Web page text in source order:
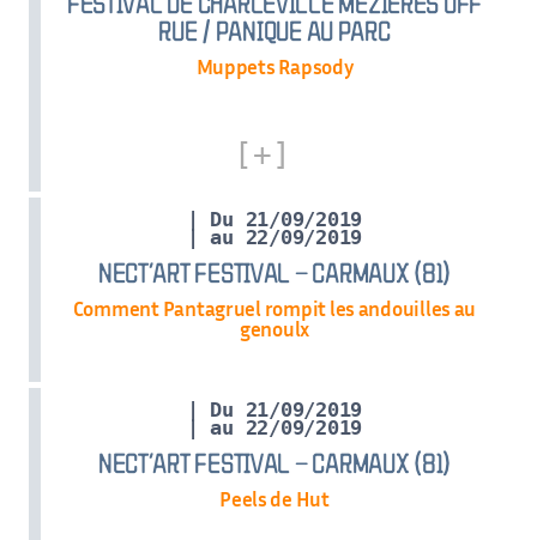
RUE / PANIQUE AU PARC
Muppets Rapsody
| Du 21/09/2019
NECT’ART FESTIVAL – CARMAUX (81)
| au 22/09/2019
Comment Pantagruel rompit les andouilles au
genoulx
| Du 21/09/2019
NECT’ART FESTIVAL – CARMAUX (81)
| au 22/09/2019
Peels de Hut